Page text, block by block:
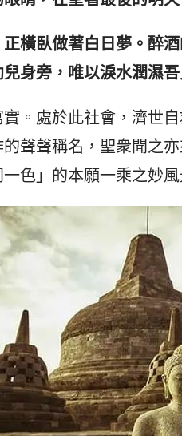
橫臥做著白日夢。醉
身旁，唯以淚水潤濕吾
。處於此社會，濟世
聲聲稱名，聖衆聞之
色」的本願一乘之妙